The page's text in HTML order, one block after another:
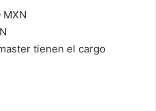
tienen el cargo